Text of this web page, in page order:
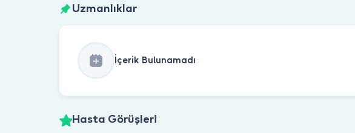
Uzmanlıklar
İçerik Bulunamadı
Hasta Görüşleri